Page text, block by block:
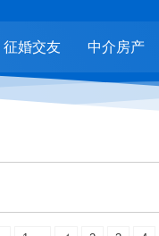
征婚交友 中介房产